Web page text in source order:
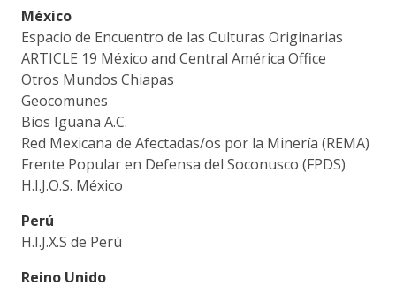
México
Espacio de Encuentro de las Culturas Originarias
ARTICLE 19 México and Central América Office
Otros Mundos Chiapas
Geocomunes
Bios Iguana A.C.
Red Mexicana de Afectadas/os por la Minería (REMA)
Frente Popular en Defensa del Soconusco (FPDS)
H.I.J.O.S. México
Perú
H.I.J.X.S de Perú
Reino Unido